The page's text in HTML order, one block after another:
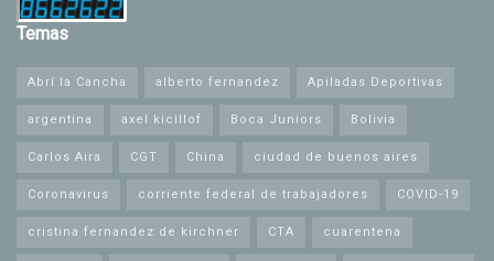
Temas
Abrí la Cancha alberto fernandez Apiladas Deportivas
argentina axel kicillof Boca Juniors Bolivia
Carlos Aira CGT China ciudad de buenos aires
Coronavirus corriente federal de trabajadores COVID-19
cristina fernandez de kirchner CTA cuarentena